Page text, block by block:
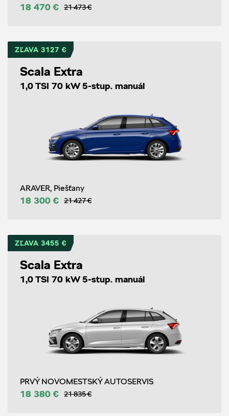
18 470 € 21 473 €
ZĽAVA 3127 €
Scala Extra
1,0 TSI 70 kW 5-stup. manuál
ARAVER, Piešťany
18 300 € 21 427 €
ZĽAVA 3455 €
Scala Extra
1,0 TSI 70 kW 5-stup. manuál
PRVÝ NOVOMESTSKÝ AUTOSERVIS
18 380 € 21 835 €